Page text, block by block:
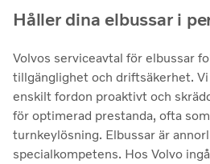
Håller dina elbussar i
Volvos serviceavtal för elbussar
tillgänglighet och driftsäkerhet.
enskilt fordon proaktivt och
för optimerad prestanda, ofta
turnkeylösning. Elbussar är
specialkompetens. Hos Volvo